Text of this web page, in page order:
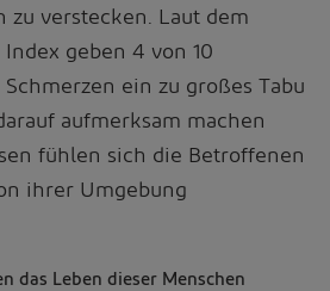
zu verstecken. Laut dem
geben 4 von 10
Schmerzen ein zu großes Tabu
aufmerksam machen
fühlen sich die Betroffenen
ihrer Umgebung
das Leben dieser Menschen